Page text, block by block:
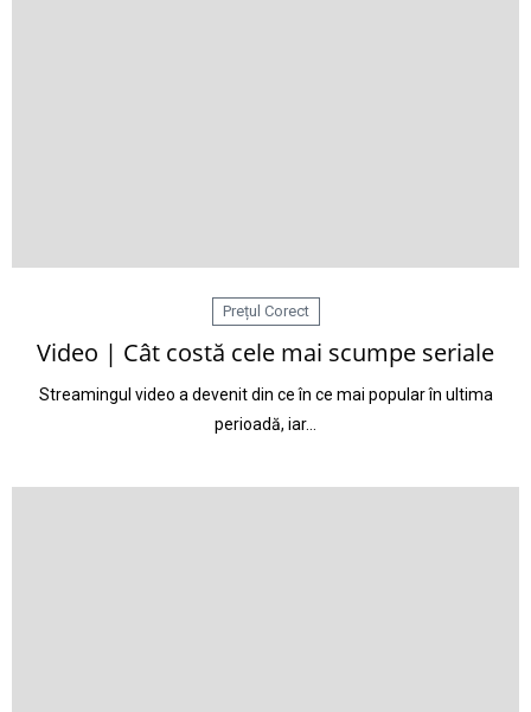
Prețul Corect
Video | Cât costă cele mai scumpe seriale
Streamingul video a devenit din ce în ce mai popular în ultima
perioadă, iar…